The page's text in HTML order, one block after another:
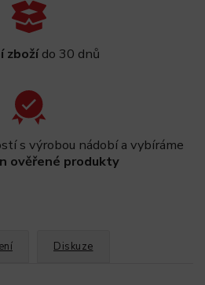
zbožído 30 dnů
s výrobou nádobí a vybíráme
ověřené produkty
Diskuze